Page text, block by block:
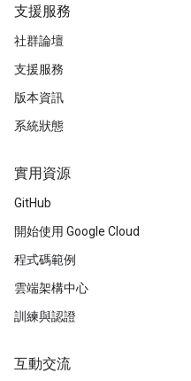
支援服務
社群論壇
支援服務
版本資訊
系統狀態
實用資源
GitHub
開始使用 Google Cloud
程式碼範例
雲端架構中心
訓練與認證
互動交流